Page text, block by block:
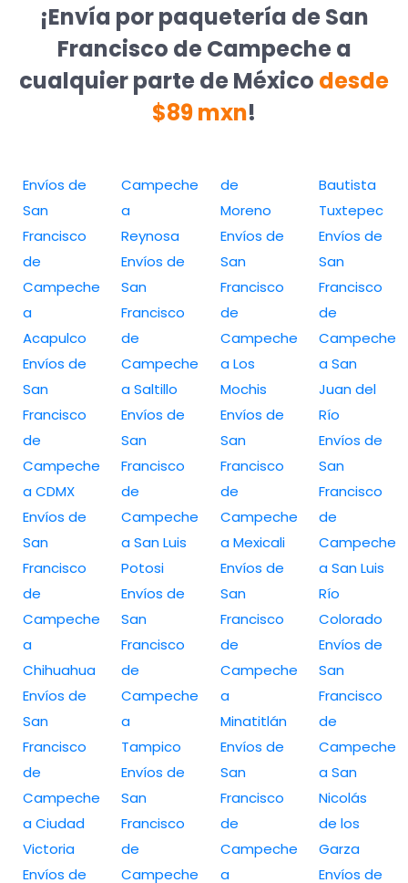
¡Envía por paquetería de San
Francisco de Campeche a
cualquier parte de México desde
$89 mxn!
Envíos de
San
Francisco
de
Campeche
a
Acapulco
Envíos de
San
Francisco
de
Campeche
a CDMX
Envíos de
San
Francisco
de
Campeche
a
Chihuahua
Envíos de
San
Francisco
de
Campeche
a Ciudad
Victoria
Envíos de
Campeche
a
Reynosa
Envíos de
San
Francisco
de
Campeche
a Saltillo
Envíos de
San
Francisco
de
Campeche
a San Luis
Potosi
Envíos de
San
Francisco
de
Campeche
a
Tampico
Envíos de
San
Francisco
de
Campeche
de
Moreno
Envíos de
San
Francisco
de
Campeche
a Los
Mochis
Envíos de
San
Francisco
de
Campeche
a Mexicali
Envíos de
San
Francisco
de
Campeche
a
Minatitlán
Envíos de
San
Francisco
de
Campeche
a
Bautista
Tuxtepec
Envíos de
San
Francisco
de
Campeche
a San
Juan del
Río
Envíos de
San
Francisco
de
Campeche
a San Luis
Río
Colorado
Envíos de
San
Francisco
de
Campeche
a San
Nicolás
de los
Garza
Envíos de